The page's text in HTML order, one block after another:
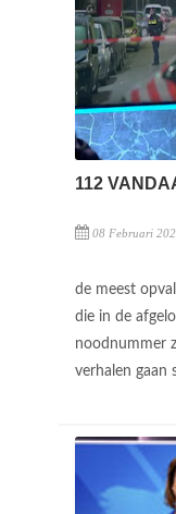
112
08 Februari
de meest
die in de
noodnummer
verhalen gaan